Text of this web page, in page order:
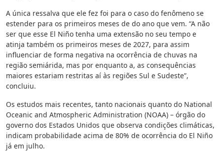
A única ressalva que ele fez foi para o caso do fenômeno se
estender para os primeiros meses de do ano que vem. “A não
ser que esse El Niño tenha uma extensão no seu tempo e
atinja também os primeiros meses de 2027, para assim
influenciar de forma negativa na ocorrência de chuvas na
região semiárida, mas por enquanto a, as consequências
maiores estariam restritas aí às regiões Sul e Sudeste”,
concluiu.
Os estudos mais recentes, tanto nacionais quanto do National
Oceanic and Atmospheric Administration (NOAA) – órgão do
governo dos Estados Unidos que observa condições climáticas,
indicam probabilidade acima de 80% de ocorrência do El Niño
já em julho.